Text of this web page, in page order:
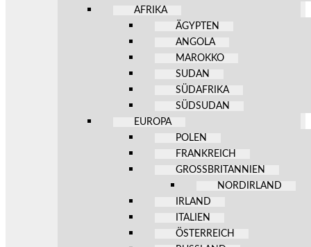
AFRIKA
ÄGYPTEN
ANGOLA
MAROKKO
SUDAN
SÜDAFRIKA
SÜDSUDAN
EUROPA
POLEN
FRANKREICH
GROSSBRITANNIEN
NORDIRLAND
IRLAND
ITALIEN
ÖSTERREICH